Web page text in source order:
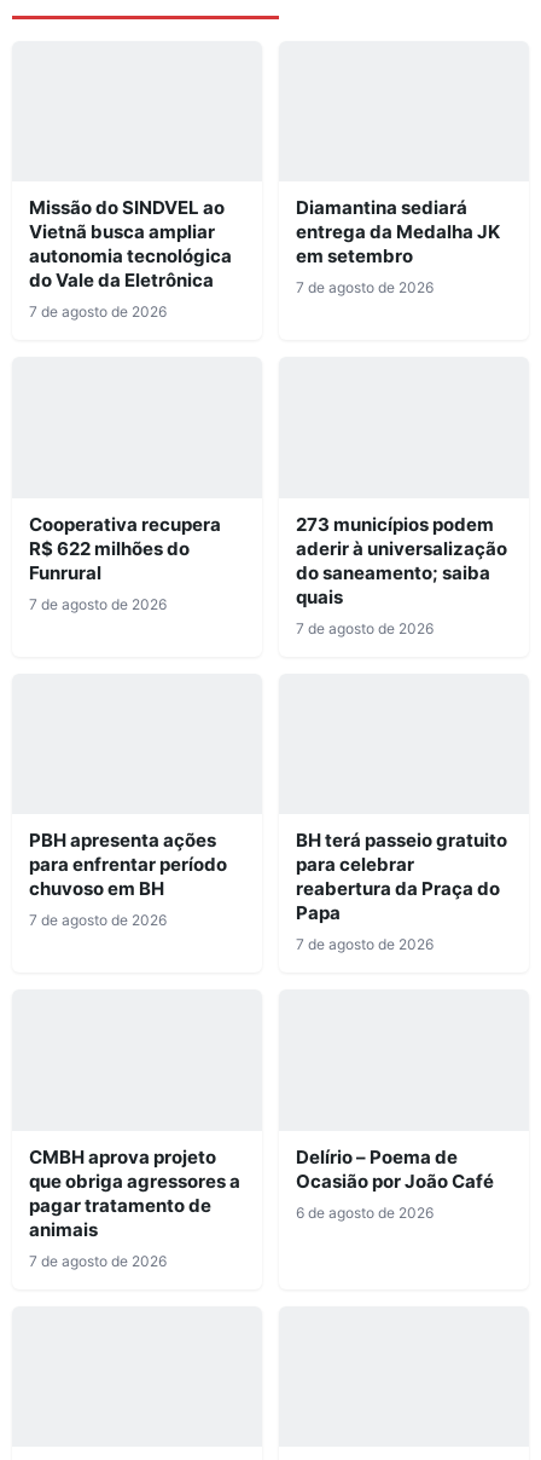
Missão do SINDVEL ao
Vietnã busca ampliar
autonomia tecnológica
do Vale da Eletrônica
7 de agosto de 2026
Diamantina sediará
entrega da Medalha JK
em setembro
7 de agosto de 2026
Cooperativa recupera
R$ 622 milhões do
Funrural
7 de agosto de 2026
273 municípios podem
aderir à universalização
do saneamento; saiba
quais
7 de agosto de 2026
PBH apresenta ações
para enfrentar período
chuvoso em BH
7 de agosto de 2026
BH terá passeio gratuito
para celebrar
reabertura da Praça do
Papa
7 de agosto de 2026
CMBH aprova projeto
que obriga agressores a
pagar tratamento de
animais
7 de agosto de 2026
Delírio – Poema de
Ocasião por João Café
6 de agosto de 2026